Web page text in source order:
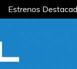
Estrenos
20 al 26 de julio